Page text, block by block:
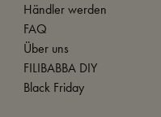
Händler werden
FAQ
Über uns
FILIBABBA DIY
Black Friday